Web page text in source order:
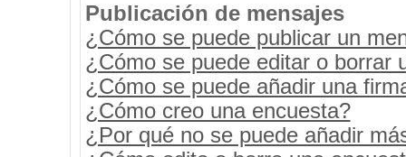
Publicación de mensajes
¿Cómo se puede publicar un
¿Cómo se puede editar o borrar
¿Cómo se puede añadir una
¿Cómo creo una encuesta?
¿Por qué no se puede añadir